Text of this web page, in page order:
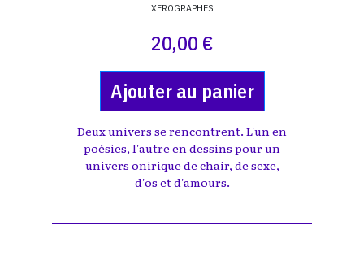
XEROGRAPHES
20,00 €
Ajouter au panier
Deux univers se rencontrent. L'un en
poésies, l'autre en dessins pour un
univers onirique de chair, de sexe,
d'os et d'amours.